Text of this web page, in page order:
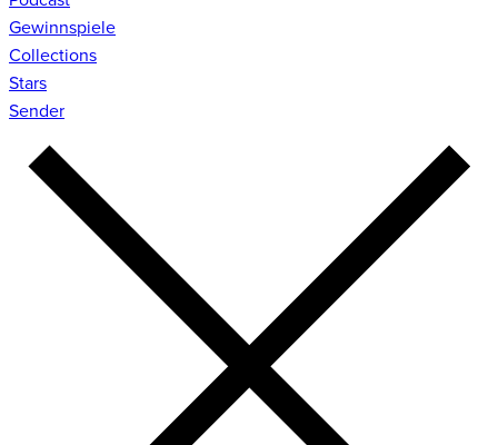
Gewinnspiele
Collections
Stars
Sender